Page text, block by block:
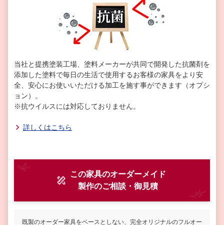
当社と提携塗装工場、塗料メーカーが共同で開発した抗菌剤を
添加した塗料で毎日の生活で使用するお客様の家具をより安
全、安心にお使いいただける加工を施す事ができます（オプシ
ョン）。
※抗ウイルスには対応しておりません。
詳しくはこちら
この家具のオーダーメイド
製作のご相談・御見積
既製のオーダー家具をベースとしない、完全オリジナルのフルオー